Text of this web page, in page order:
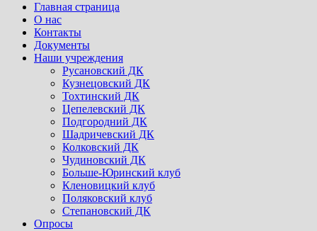
Главная страница
О нас
Контакты
Документы
Наши учреждения
Русановский ДК
Кузнецовский ДК
Тохтинский ДК
Цепелевский ДК
Подгородний ДК
Шадричевский ДК
Колковский ДК
Чудиновский ДК
Больше-Юринский клуб
Кленовицкий клуб
Поляковский клуб
Степановский ДК
Опросы